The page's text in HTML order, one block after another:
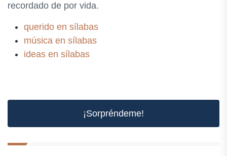
recordado de por vida.
querido en sílabas
música en sílabas
ideas en sílabas
¡Sorpréndeme!